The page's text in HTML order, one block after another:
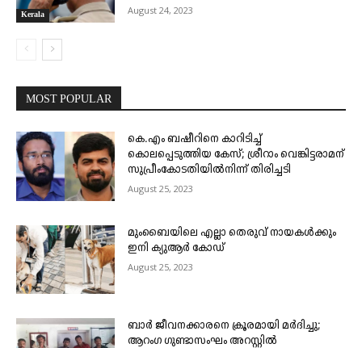
Kerala August 24, 2023
MOST POPULAR
കെ.എം ബഷീറിനെ കാറിടിച്ച്
കൊലപ്പെടുത്തിയ കേസ്; ശ്രീറാം വെങ്കിട്ടരാമന്
സുപ്രീംകോടതിയിൽനിന്ന് തിരിച്ചടി
August 25, 2023
മുംബൈയിലെ എല്ലാ തെരുവ് നായകൾക്കും
ഇനി ക്യുആർ കോഡ്
August 25, 2023
ബാർ ജീവനക്കാരനെ ക്രൂരമായി മർദിച്ചു;
ആറംഗ ഗുണ്ടാസംഘം അറസ്റ്റിൽ